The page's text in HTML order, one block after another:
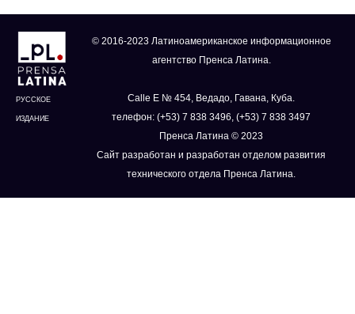
РУССКОЕ
ИЗДАНИЕ
© 2016-2023 Латиноамериканское информационное
агентство Пренса Латина.
Calle E № 454, Ведадо, Гавана, Куба.
телефон: (+53) 7 838 3496, (+53) 7 838 3497
Пренса Латина © 2023
Сайт разработан и разработан отделом развития
технического отдела Пренса Латина.